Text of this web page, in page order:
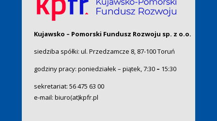
Kujawsko – Pomorski Fundusz Rozwoju sp. z o.o.
siedziba spółki: ul. Przedzamcze 8, 87-100 Toruń
godziny pracy: poniedziałek – piątek, 7:30– 15:30
sekretariat: 56 475 63 00
e-mail: biuro(at)kpfr.pl